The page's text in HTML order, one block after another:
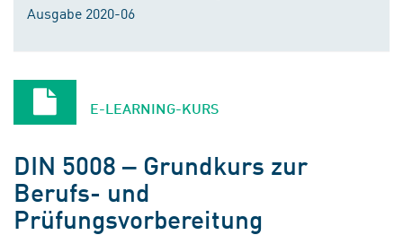
Ausgabe 2020-06
E-LEARNING-KURS
DIN 5008 ‒ Grundkurs zur
Berufs- und
Prüfungsvorbereitung